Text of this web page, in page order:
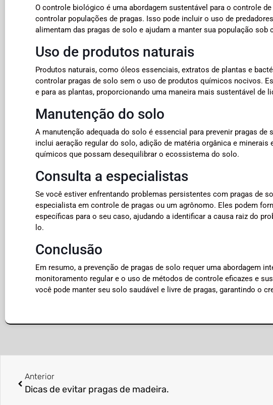
O controle biológico é uma abordagem sustentável para o controle
controlar populações de pragas. Isso pode incluir o uso de
alimentam das pragas de solo e ajudam a manter sua população sob
Uso de produtos naturais
Produtos naturais, como óleos essenciais, extratos de plantas e
controlar pragas de solo sem o uso de produtos químicos nocivos.
e para as plantas, proporcionando uma maneira mais sustentável de
Manutenção do solo
A manutenção adequada do solo é essencial para prevenir pragas
inclui aeração regular do solo, adição de matéria orgânica e
químicos que possam desequilibrar o ecossistema do solo.
Consulta a especialistas
Se você estiver enfrentando problemas persistentes com pragas de
especialista em controle de pragas ou um agrônomo. Eles podem
específicas para o seu caso, ajudando a identificar a causa raiz do
lo.
Conclusão
Em resumo, a prevenção de pragas de solo requer uma abordagem
monitoramento regular e o uso de métodos de controle eficazes e
você pode manter seu solo saudável e livre de pragas, garantindo o
Anterior
Dicas de evitar pragas de madeira.